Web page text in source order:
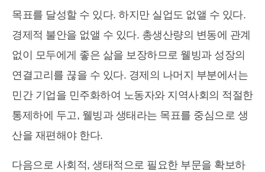
목표를 달성할 수 있다. 하지만 실업도 없앨 수 있다.
경제적 불안을 없앨 수 있다. 총생산량의 변동에 관계
없이 모두에게 좋은 삶을 보장하므로 웰빙과 성장의
연결고리를 끊을 수 있다. 경제의 나머지 부분에서는
민간 기업을 민주화하여 노동자와 지역사회의 적절한
통제하에 두고, 웰빙과 생태라는 목표를 중심으로 생
산을 재편해야 한다.
다음으로 사회적, 생태적으로 필요한 부문을 확보하